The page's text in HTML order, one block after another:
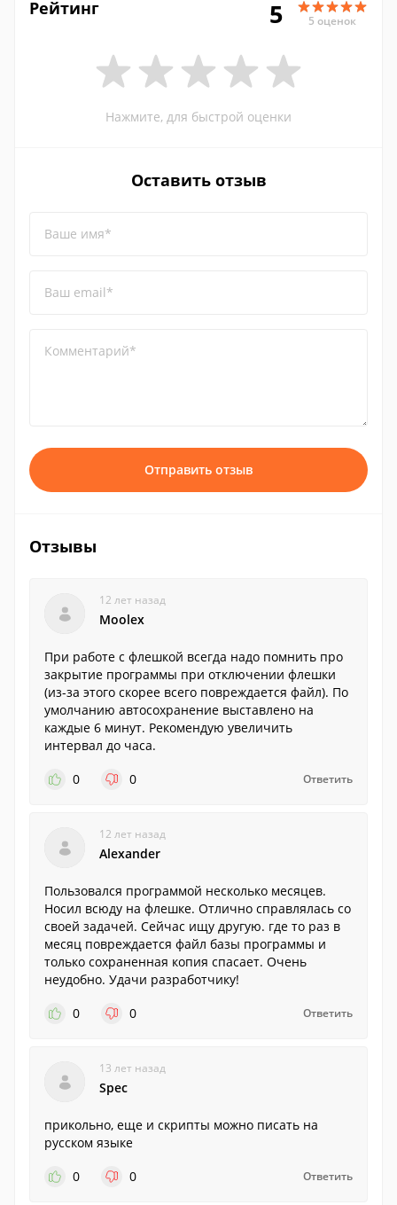
Рейтинг 5 5 оценок
Нажмите, для быстрой оценки
Оставить отзыв
Ваше имя*
Ваш email*
Комментарий*
Отправить отзыв
Отзывы
12 лет назад
Moolex
При работе с флешкой всегда надо помнить про
закрытие программы при отключении флешки
(из-за этого скорее всего повреждается файл). По
умолчанию автосохранение выставлено на
каждые 6 минут. Рекомендую увеличить
интервал до часа.
0
0 Ответить
12 лет назад
Alexander
Пользовался программой несколько месяцев.
Носил всюду на флешке. Отлично справлялась со
своей задачей. Сейчас ищу другую. где то раз в
месяц повреждается файл базы программы и
только сохраненная копия спасает. Очень
неудобно. Удачи разработчику!
0
0 Ответить
13 лет назад
Spec
прикольно, еще и скрипты можно писать на
русском языке
0
0 Ответить